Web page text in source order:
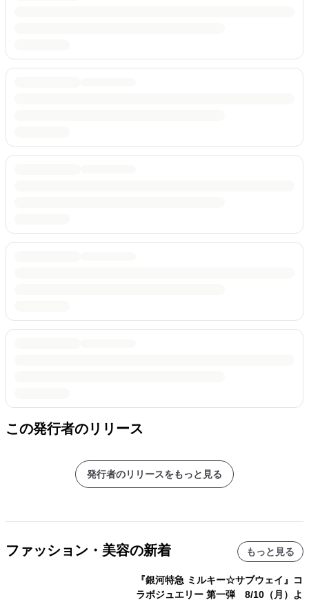
この発行者のリリース
発行者のリリースをもっと見る
ファッション・美容の新着 もっと見る
『銀河特急 ミルキー☆サブウェイ』コ
ラボジュエリー 第一弾 8/10（月）よ